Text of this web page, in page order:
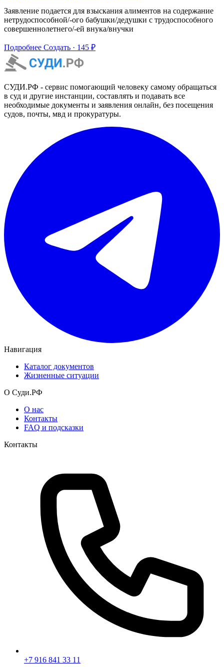
Заявление подается для взыскания алиментов на содержание
нетрудоспособной/-ого бабушки/дедушки с трудоспособного
совершеннолетнего/-ей внука/внучки
Подробнее Создать · 145 ₽
СУДИ.РФ - сервис помогающий человеку самому обращаться
в суд и другие инстанции, составлять и подавать все
необходимые документы и заявления онлайн, без посещения
судов, почты, мвд и прокуратуры.
Навигация
Каталог документов
Жизненные ситуации
О Суди.РФ
О нас
Контакты
FAQ и подсказки
Контакты
+7 916 841 33 11